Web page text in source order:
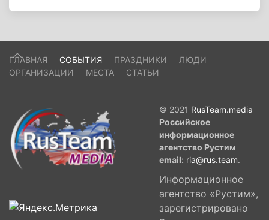
ГЛАВНАЯ СОБЫТИЯ ПРАЗДНИКИ
ЛЮДИ
ОРГАНИЗАЦИИ
МЕСТА СТАТЬИ
© 2021 RusTeam.media
Российское
информационное
агентство Рустим
email: ria@rus.team.
Информационное
агентство «Рустим»,
зарегистрировано